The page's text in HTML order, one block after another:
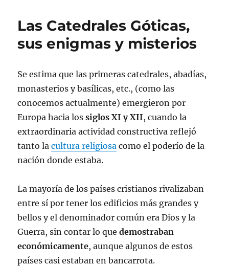
Las Catedrales Góticas,
sus enigmas y misterios
Se estima que las primeras catedrales, abadías,
monasterios y basílicas, etc., (como las
conocemos actualmente) emergieron por
Europa hacia los siglos XI y XII, cuando la
extraordinaria actividad constructiva reflejó
tanto lacultura religiosa como el poderío de la
nación donde estaba.
La mayoría de los países cristianos rivalizaban
entre sí por tener los edificios más grandes y
bellos y el denominador común era Dios y la
Guerra, sin contar lo quedemostraban
económicamente, aunque algunos de estos
países casi estaban en bancarrota.